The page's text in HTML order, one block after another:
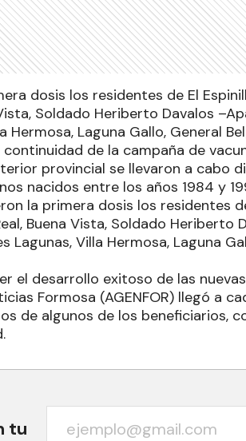
dosis los residentes de El
Soldado Heriberto Davalos
Hermosa, Laguna Gallo, General
de la campaña de
provincial se llevaron a cabo
nacidos entre los años 1984 y
la primera dosis los residentes
Buena Vista, Soldado Heriberto
Lagunas, Villa Hermosa, Laguna
el desarrollo exitoso de las
Formosa (AGENFOR) llegó a
de algunos de los beneficiarios,
tu